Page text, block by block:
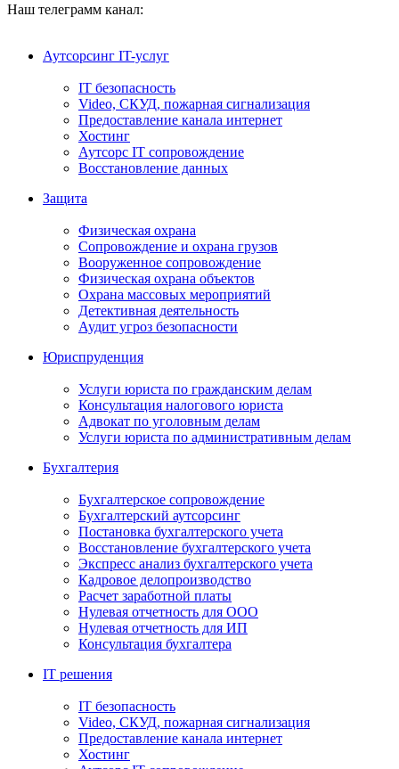
Наш телеграмм канал:
Аутсорсинг IT-услуг
IT безопасность
Video, СКУД, пожарная сигнализация
Предоставление канала интернет
Хостинг
Аутсорс IT сопровождение
Восстановление данных
Защита
Физическая охрана
Сопровождение и охрана грузов
Вооруженное сопровождение
Физическая охрана объектов
Охрана массовых мероприятий
Детективная деятельность
Аудит угроз безопасности
Юриспруденция
Услуги юриста по гражданским делам
Консультация налогового юриста
Адвокат по уголовным делам
Услуги юриста по административным делам
Бухгалтерия
Бухгалтерское сопровождение
Бухгалтерский аутсорсинг
Постановка бухгалтерского учета
Восстановление бухгалтерского учета
Экспресс анализ бухгалтерского учета
Кадровое делопроизводство
Расчет заработной платы
Нулевая отчетность для ООО
Нулевая отчетность для ИП
Консультация бухгалтера
IT решения
IT безопасность
Video, СКУД, пожарная сигнализация
Предоставление канала интернет
Хостинг